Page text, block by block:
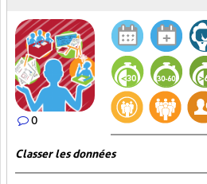
0
Classer les données